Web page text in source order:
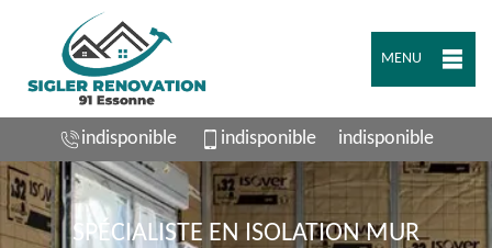
MENU
indisponible indisponible indisponible
SPÉCIALISTE EN ISOLATION MUR